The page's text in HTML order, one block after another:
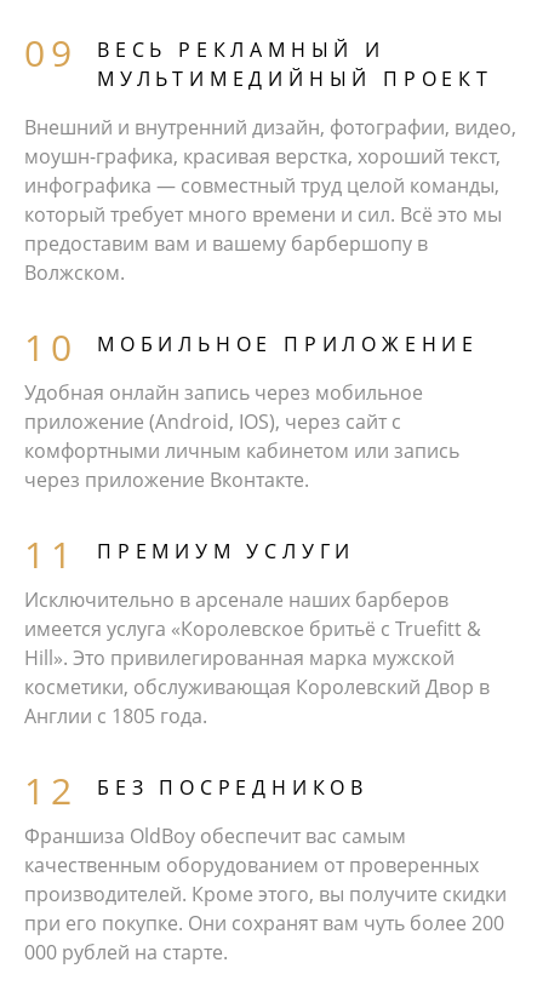
ВЕСЬ РЕКЛАМНЫЙ И
МУЛЬТИМЕДИЙНЫЙ ПРОЕКТ
Внешний и внутренний дизайн, фотографии, видео,
моушн-графика, красивая верстка, хороший текст,
инфографика — совместный труд целой команды,
который требует много времени и сил. Всё это мы
предоставим вам и вашему барбершопу в
Волжском.
МОБИЛЬНОЕ ПРИЛОЖЕНИЕ
Удобная онлайн запись через мобильное
приложение (Android, IOS), через сайт с
комфортными личным кабинетом или запись
через приложение Вконтакте.
ПРЕМИУМ УСЛУГИ
Исключительно в арсенале наших барберов
имеется услуга «Королевское бритьё с Truefitt &
Hill». Это привилегированная марка мужской
косметики, обслуживающая Королевский Двор в
Англии с 1805 года.
БЕЗ ПОСРЕДНИКОВ
Франшиза OldBoy обеспечит вас самым
качественным оборудованием от проверенных
производителей. Кроме этого, вы получите скидки
при его покупке. Они сохранят вам чуть более 200
000 рублей на старте.